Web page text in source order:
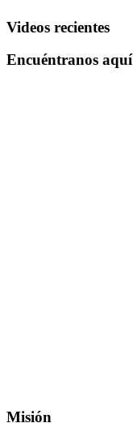
Videos recientes
Encuéntranos aquí
Misión